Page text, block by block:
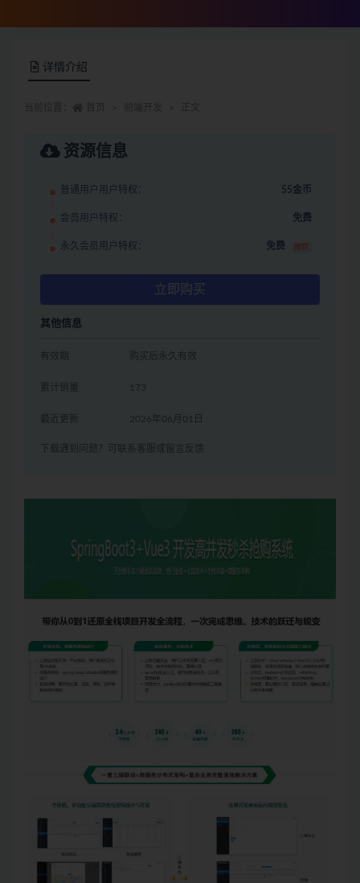
详情介绍
资源信息
普通用户用户特权： 55金币
会员用户特权： 免费
永久会员用户特权： 免费 推荐
立即购买
其他信息
有效期 购买后永久有效
累计销量 173
最近更新 2026年06月01日
下载遇到问题？可联系客服或留言反馈